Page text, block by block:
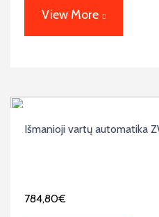
View More
Išmanioji vartų automatika
784,80€